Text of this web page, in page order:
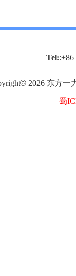
Tel::+86
© 2026 东方一
蜀